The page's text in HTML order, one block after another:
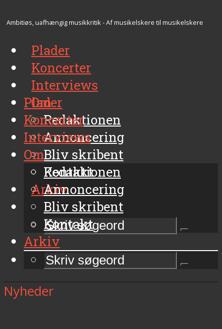
Ambitiøs, uafhængig musikkritik - Af musikelskere til musikelskere
Plader
Koncerter
Interviews
Om
Redaktionen
Annoncering
Bliv skribent
Kontakt
Arkiv
Plader
Koncerter
Interviews
Om
Redaktionen
Annoncering
Bliv skribent
Kontakt
Arkiv
Nyheder